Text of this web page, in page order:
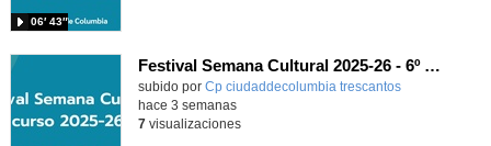
06′ 43″
Festival Semana Cultural 2025-26 - 6º de Primaria
subido por Cp ciudaddecolumbia trescantos-
hace 3 semanas
7visualizaciones